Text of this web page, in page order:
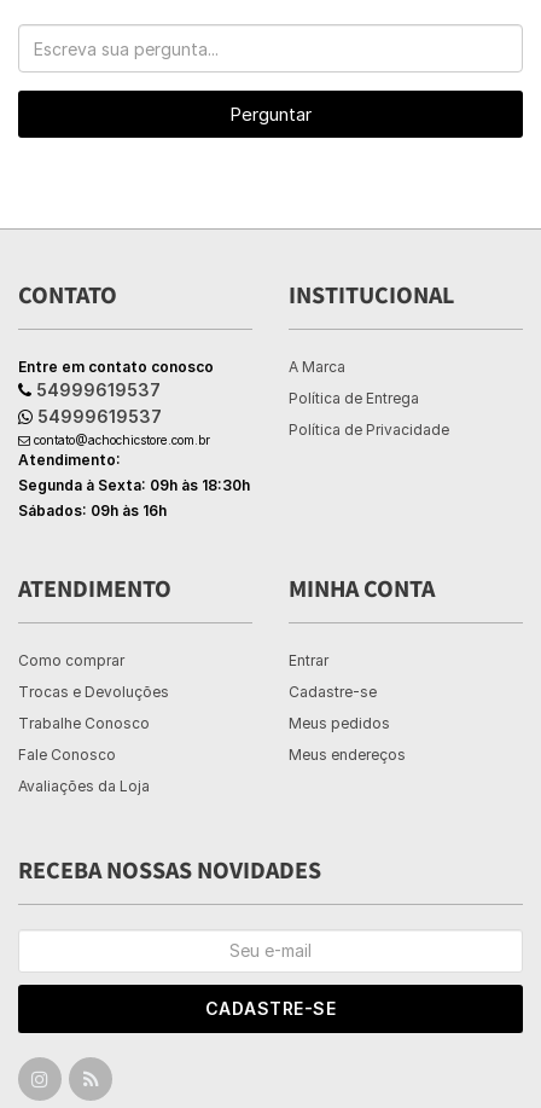
Perguntar
CONTATO
Entre em contato conosco
54999619537
54999619537
contato@achochicstore.com.br
Atendimento:
Segunda à Sexta: 09h às 18:30h
Sábados: 09h às 16h
INSTITUCIONAL
A Marca
Política de Entrega
Política de Privacidade
ATENDIMENTO
Como comprar
Trocas e Devoluções
Trabalhe Conosco
Fale Conosco
Avaliações da Loja
MINHA CONTA
Entrar
Cadastre-se
Meus pedidos
Meus endereços
RECEBA NOSSAS NOVIDADES
CADASTRE-SE